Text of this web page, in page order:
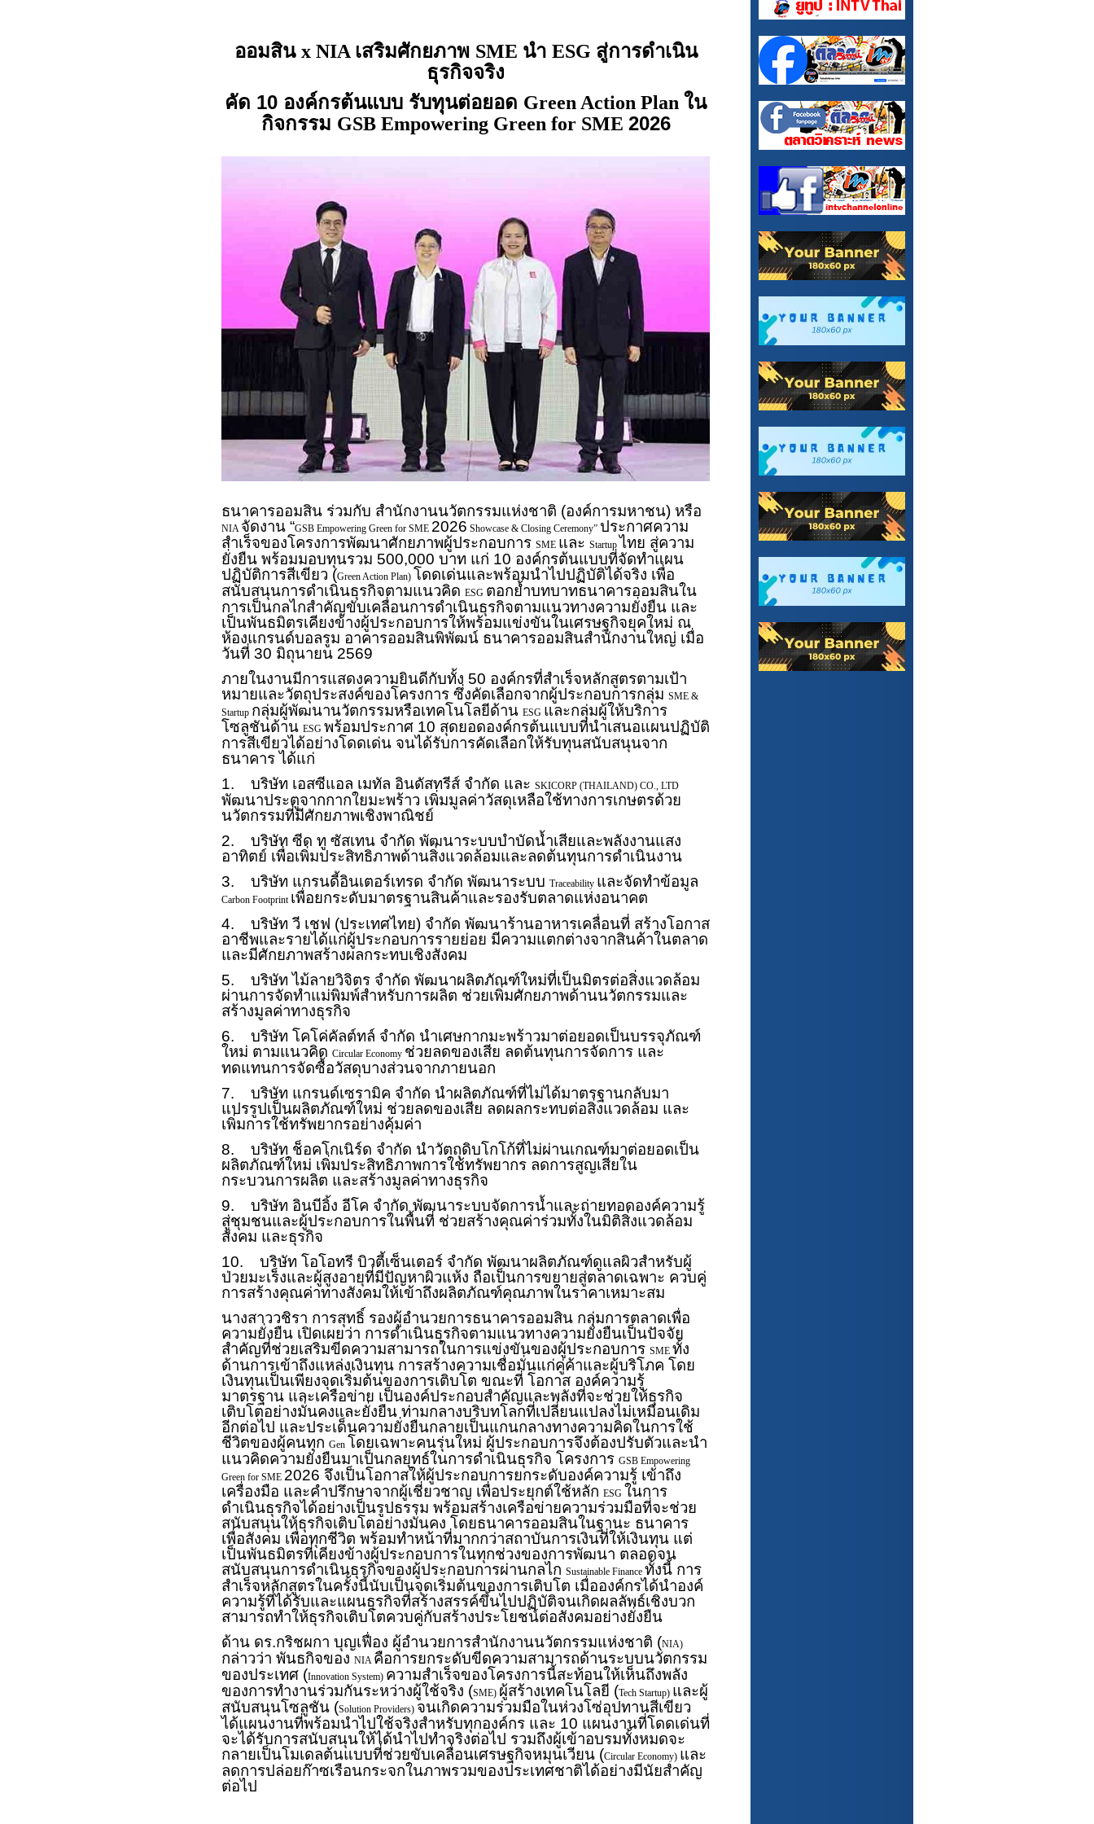
ออมสิน x NIA เสริมศักยภาพ SME นำ ESG สู่การดำเนิน
ธุรกิจจริง
คัด 10 องค์กรต้นแบบ รับทุนต่อยอด Green Action Plan ใน
กิจกรรม GSB Empowering Green for SME 2026
ธนาคารออมสิน ร่วมกับ สำนักงานนวัตกรรมแห่งชาติ (องค์การมหาชน) หรือ
NIA จัดงาน “GSB Empowering Green for SME 2026 Showcase & Closing Ceremony” ประกาศความ
สำเร็จของโครงการพัฒนาศักยภาพผู้ประกอบการ SME และ Startup ไทย สู่ความ
ยั่งยืน พร้อมมอบทุนรวม 500,000 บาท แก่ 10 องค์กรต้นแบบที่จัดทำแผน
ปฏิบัติการสีเขียว (Green Action Plan) โดดเด่นและพร้อมนำไปปฏิบัติได้จริง เพื่อ
สนับสนุนการดำเนินธุรกิจตามแนวคิด ESG ตอกย้ำบทบาทธนาคารออมสินใน
การเป็นกลไกสำคัญขับเคลื่อนการดำเนินธุรกิจตามแนวทางความยั่งยืน และ
เป็นพันธมิตรเคียงข้างผู้ประกอบการให้พร้อมแข่งขันในเศรษฐกิจยุคใหม่ ณ
ห้องแกรนด์บอลรูม อาคารออมสินพิพัฒน์ ธนาคารออมสินสำนักงานใหญ่ เมื่อ
วันที่ 30 มิถุนายน 2569
ภายในงานมีการแสดงความยินดีกับทั้ง 50 องค์กรที่สำเร็จหลักสูตรตามเป้า
หมายและวัตถุประสงค์ของโครงการ ซึ่งคัดเลือกจากผู้ประกอบการกลุ่ม SME &
Startup กลุ่มผู้พัฒนานวัตกรรมหรือเทคโนโลยีด้าน ESG และกลุ่มผู้ให้บริการ
โซลูชันด้าน ESG พร้อมประกาศ 10 สุดยอดองค์กรต้นแบบที่นำเสนอแผนปฏิบัติ
การสีเขียวได้อย่างโดดเด่น จนได้รับการคัดเลือกให้รับทุนสนับสนุนจาก
ธนาคาร ได้แก่
1. บริษัท เอสซีแอล เมทัล อินดัสทรีส์ จำกัด และ SKICORP (THAILAND) CO., LTD
พัฒนาประตูจากกากใยมะพร้าว เพิ่มมูลค่าวัสดุเหลือใช้ทางการเกษตรด้วย
นวัตกรรมที่มีศักยภาพเชิงพาณิชย์
2. บริษัท ซีด ทู ซัสเทน จำกัด พัฒนาระบบบำบัดน้ำเสียและพลังงานแสง
อาทิตย์ เพื่อเพิ่มประสิทธิภาพด้านสิ่งแวดล้อมและลดต้นทุนการดำเนินงาน
3. บริษัท แกรนดี้อินเตอร์เทรด จำกัด พัฒนาระบบ Traceability และจัดทำข้อมูล
Carbon Footprint เพื่อยกระดับมาตรฐานสินค้าและรองรับตลาดแห่งอนาคต
4. บริษัท วี เชฟ (ประเทศไทย) จำกัด พัฒนาร้านอาหารเคลื่อนที่ สร้างโอกาส
อาชีพและรายได้แก่ผู้ประกอบการรายย่อย มีความแตกต่างจากสินค้าในตลาด
และมีศักยภาพสร้างผลกระทบเชิงสังคม
5. บริษัท ไม้ลายวิจิตร จำกัด พัฒนาผลิตภัณฑ์ใหม่ที่เป็นมิตรต่อสิ่งแวดล้อม
ผ่านการจัดทำแม่พิมพ์สำหรับการผลิต ช่วยเพิ่มศักยภาพด้านนวัตกรรมและ
สร้างมูลค่าทางธุรกิจ
6. บริษัท โคโค่คัลต์ทล์ จำกัด นำเศษกากมะพร้าวมาต่อยอดเป็นบรรจุภัณฑ์
ใหม่ ตามแนวคิด Circular Economy ช่วยลดของเสีย ลดต้นทุนการจัดการ และ
ทดแทนการจัดซื้อวัสดุบางส่วนจากภายนอก
7. บริษัท แกรนด์เซรามิค จำกัด นำผลิตภัณฑ์ที่ไม่ได้มาตรฐานกลับมา
แปรรูปเป็นผลิตภัณฑ์ใหม่ ช่วยลดของเสีย ลดผลกระทบต่อสิ่งแวดล้อม และ
เพิ่มการใช้ทรัพยากรอย่างคุ้มค่า
8. บริษัท ช็อคโกเนิร์ด จำกัด นำวัตถุดิบโกโก้ที่ไม่ผ่านเกณฑ์มาต่อยอดเป็น
ผลิตภัณฑ์ใหม่ เพิ่มประสิทธิภาพการใช้ทรัพยากร ลดการสูญเสียใน
กระบวนการผลิต และสร้างมูลค่าทางธุรกิจ
9. บริษัท อินบีอิ้ง อีโค จำกัด พัฒนาระบบจัดการน้ำและถ่ายทอดองค์ความรู้
สู่ชุมชนและผู้ประกอบการในพื้นที่ ช่วยสร้างคุณค่าร่วมทั้งในมิติสิ่งแวดล้อม
สังคม และธุรกิจ
10. บริษัท โอโอทรี บิวตี้เซ็นเตอร์ จำกัด พัฒนาผลิตภัณฑ์ดูแลผิวสำหรับผู้
ป่วยมะเร็งและผู้สูงอายุที่มีปัญหาผิวแห้ง ถือเป็นการขยายสู่ตลาดเฉพาะ ควบคู่
การสร้างคุณค่าทางสังคมให้เข้าถึงผลิตภัณฑ์คุณภาพในราคาเหมาะสม
นางสาววชิรา การสุทธิ์ รองผู้อำนวยการธนาคารออมสิน กลุ่มการตลาดเพื่อ
ความยั่งยืน เปิดเผยว่า การดำเนินธุรกิจตามแนวทางความยั่งยืนเป็นปัจจัย
สำคัญที่ช่วยเสริมขีดความสามารถในการแข่งขันของผู้ประกอบการ SME ทั้ง
ด้านการเข้าถึงแหล่งเงินทุน การสร้างความเชื่อมั่นแก่คู่ค้าและผู้บริโภค โดย
เงินทุนเป็นเพียงจุดเริ่มต้นของการเติบโต ขณะที่ โอกาส องค์ความรู้
มาตรฐาน และเครือข่าย เป็นองค์ประกอบสำคัญและพลังที่จะช่วยให้ธุรกิจ
เติบโตอย่างมั่นคงและยั่งยืน ท่ามกลางบริบทโลกที่เปลี่ยนแปลงไม่เหมือนเดิม
อีกต่อไป และประเด็นความยั่งยืนกลายเป็นแกนกลางทางความคิดในการใช้
ชีวิตของผู้คนทุก Gen โดยเฉพาะคนรุ่นใหม่ ผู้ประกอบการจึงต้องปรับตัวและนำ
แนวคิดความยั่งยืนมาเป็นกลยุทธ์ในการดำเนินธุรกิจ โครงการ GSB Empowering
Green for SME 2026 จึงเป็นโอกาสให้ผู้ประกอบการยกระดับองค์ความรู้ เข้าถึง
เครื่องมือ และคำปรึกษาจากผู้เชี่ยวชาญ เพื่อประยุกต์ใช้หลัก ESG ในการ
ดำเนินธุรกิจได้อย่างเป็นรูปธรรม พร้อมสร้างเครือข่ายความร่วมมือที่จะช่วย
สนับสนุนให้ธุรกิจเติบโตอย่างมั่นคง โดยธนาคารออมสินในฐานะ ธนาคาร
เพื่อสังคม เพื่อทุกชีวิต พร้อมทำหน้าที่มากกว่าสถาบันการเงินที่ให้เงินทุน แต่
เป็นพันธมิตรที่เคียงข้างผู้ประกอบการในทุกช่วงของการพัฒนา ตลอดจน
สนับสนุนการดำเนินธุรกิจของผู้ประกอบการผ่านกลไก Sustainable Finance ทั้งนี้ การ
สำเร็จหลักสูตรในครั้งนี้นับเป็นจุดเริ่มต้นของการเติบโต เมื่อองค์กรได้นำองค์
ความรู้ที่ได้รับและแผนธุรกิจที่สร้างสรรค์ขึ้นไปปฏิบัติจนเกิดผลลัพธ์เชิงบวก
สามารถทำให้ธุรกิจเติบโตควบคู่กับสร้างประโยชน์ต่อสังคมอย่างยั่งยืน
ด้าน ดร.กริชผกา บุญเฟื่อง ผู้อำนวยการสำนักงานนวัตกรรมแห่งชาติ (NIA)
กล่าวว่า พันธกิจของ NIA คือการยกระดับขีดความสามารถด้านระบบนวัตกรรม
ของประเทศ (Innovation System) ความสำเร็จของโครงการนี้สะท้อนให้เห็นถึงพลัง
ของการทำงานร่วมกันระหว่างผู้ใช้จริง (SME) ผู้สร้างเทคโนโลยี (Tech Startup) และผู้
สนับสนุนโซลูชัน (Solution Providers) จนเกิดความร่วมมือในห่วงโซ่อุปทานสีเขียว
ได้แผนงานที่พร้อมนำไปใช้จริงสำหรับทุกองค์กร และ 10 แผนงานที่โดดเด่นที่
จะได้รับการสนับสนุนให้ได้นำไปทำจริงต่อไป รวมถึงผู้เข้าอบรมทั้งหมดจะ
กลายเป็นโมเดลต้นแบบที่ช่วยขับเคลื่อนเศรษฐกิจหมุนเวียน (Circular Economy) และ
ลดการปล่อยก๊าซเรือนกระจกในภาพรวมของประเทศชาติได้อย่างมีนัยสำคัญ
ต่อไป